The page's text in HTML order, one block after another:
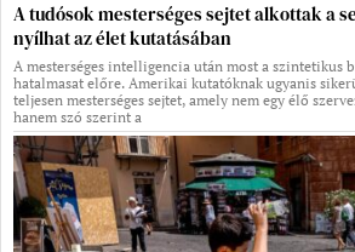
A tudósok mesterséges sejtet alkottak a
nyílhat az élet kutatásában
A mesterséges intelligencia után most a szintetikus
hatalmasat előre. Amerikai kutatóknak ugyanis
teljesen mesterséges sejtet, amely nem egy élő
hanem szó szerint a